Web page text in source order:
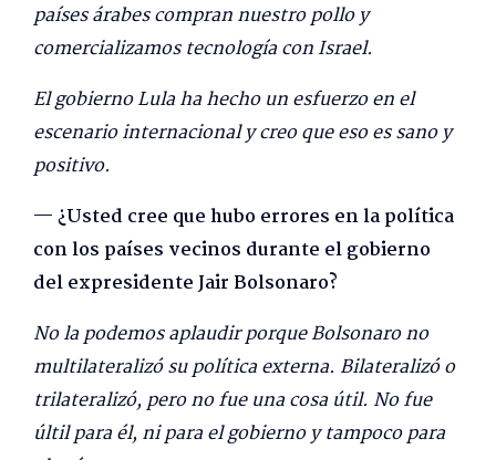
países árabes compran nuestro pollo y
comercializamos tecnología con Israel.
El gobierno Lula ha hecho un esfuerzo en el
escenario internacional y creo que eso es sano y
positivo.
— ¿Usted cree que hubo errores en la política
con los países vecinos durante el gobierno
del expresidente Jair Bolsonaro?
No la podemos aplaudir porque Bolsonaro no
multilateralizó su política externa. Bilateralizó o
trilateralizó, pero no fue una cosa útil. No fue
últil para él, ni para el gobierno y tampoco para